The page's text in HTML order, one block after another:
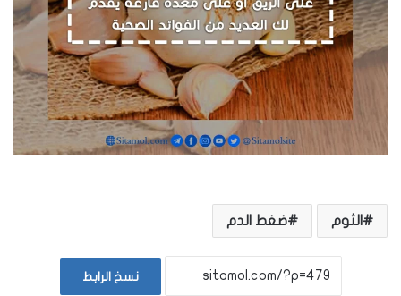
الثوم ضغط الدم
نسخ الرابط